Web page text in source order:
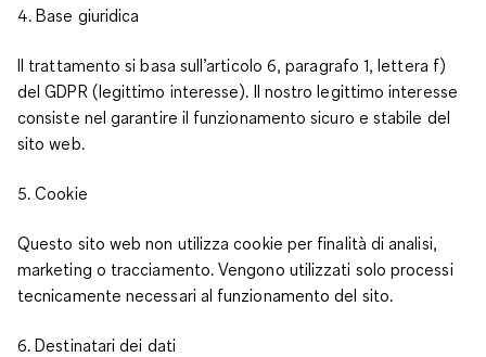
4. Base giuridica
Il trattamento si basa sull’articolo 6, paragrafo 1, lettera f)
del GDPR (legittimo interesse). Il nostro legittimo interesse
consiste nel garantire il funzionamento sicuro e stabile del
sito web.
5. Cookie
Questo sito web non utilizza cookie per finalità di analisi,
marketing o tracciamento. Vengono utilizzati solo processi
tecnicamente necessari al funzionamento del sito.
6. Destinatari dei dati